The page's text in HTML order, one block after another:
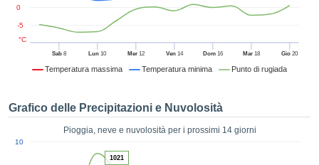
Web
le
Temperatura massima Temperatura minima Punto di rugiada
Sab8 Lun 10 Mer12 Ven14 Dom16 Mar18 Gio 20
-5
0
°C
Grafico delle Precipitazioni e Nuvolosità
Pioggia, neve e nuvolosità per i prossimi 14 giorni
10
1021